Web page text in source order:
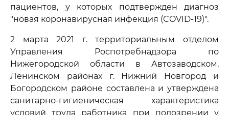
пациентов, у которых подтвержден диагноз
"новая коронавирусная инфекция (COVID-19)".
2 марта 2021 г. территориальным отделом
Управления Роспотребнадзора по
Нижегородской области в Автозаводском,
Ленинском районах г. Нижний Новгород и
Богородском районе составлена и утверждена
санитарно-гигиеническая характеристика
условий труда работника при подозрении у